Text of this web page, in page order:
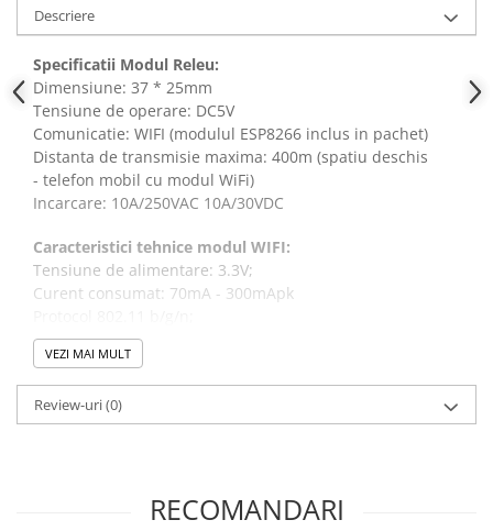
Panouri solare
Aparate de masura si testare
Scule manuale si electrice
Lipit si accesorii lipit
Cabluri, conectori si izolatie
Module Peltier, racire si
Echipamente si accesorii banc
de lucru
Cabluri si adaptoare
Conectori, mufe si blocuri
terminale
Condensatori si rezonatoare
Descriere
Specificatii Modul Releu:
Dimensiune: 37 * 25mm
Tensiune de operare: DC5V
Comunicatie: WIFI (modulul ESP8266 inclus in pachet)
Distanta de transmisie maxima: 400m (spatiu deschis
- telefon mobil cu modul WiFi)
Incarcare: 10A/250VAC 10A/30VDC
Caracteristici tehnice modul WIFI:
Tensiune de alimentare: 3.3V;
Curent consumat: 70mA - 300mApk
Stivă TCP/IP;
Comunicație UART la 115200 bps;
Curent consumat în modul power down: <10uA;
Memorie Flash: 1MB;
VEZI MAI MULT
Review-uri(0)
RECOMANDARI